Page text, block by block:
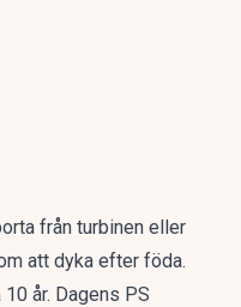
från turbinen eller
att dyka efter föda.
år. Dagens PS